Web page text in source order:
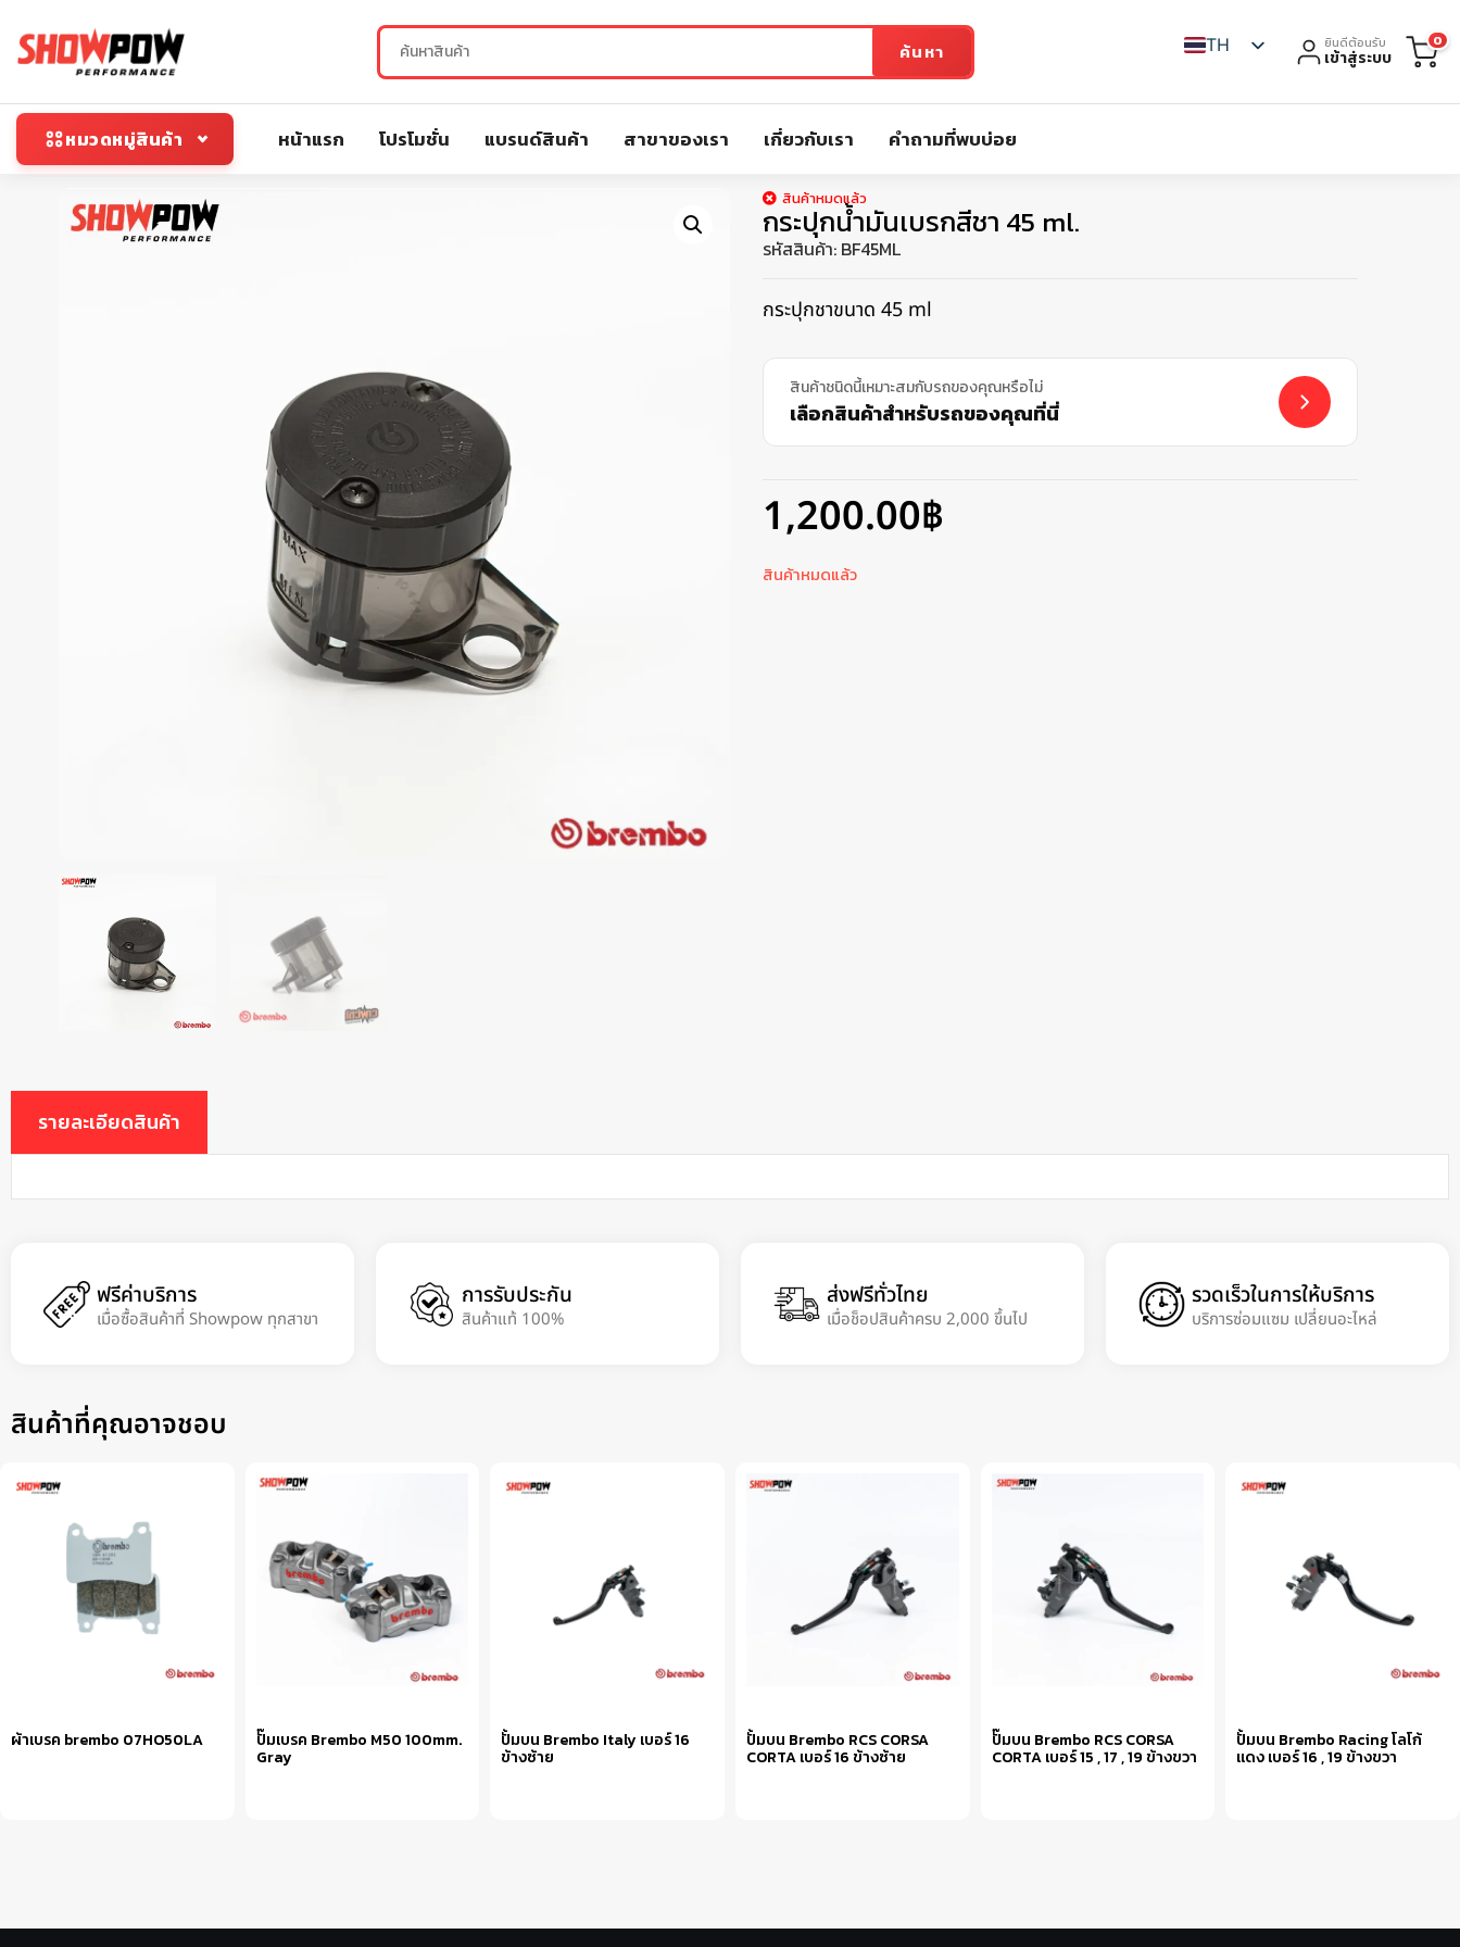
ค้นหา TH ยินดีต้อนรับ
เข้าสู่ระบบ
0
หมวดหมู่สินค้า หน้าแรก โปรโมชั่น แบรนด์สินค้า สาขาของเรา เกี่ยวกับเรา คำถามที่พบบ่อย
สินค้าหมดแล้ว
กระปุกน้ำมันเบรกสีชา 45 ml.
รหัสสินค้า: BF45ML
กระปุกชาขนาด 45 ml
สินค้าชนิดนี้เหมาะสมกับรถของคุณหรือไม่
เลือกสินค้าสำหรับรถของคุณที่นี่
1,200.00฿
สินค้าหมดแล้ว
รายละเอียดสินค้า
ฟรีค่าบริการ
เมื่อซื้อสินค้าที่ Showpow ทุกสาขา
การรับประกัน
สินค้าแท้ 100%
ส่งฟรีทั่วไทย
เมื่อช็อปสินค้าครบ 2,000 ขึ้นไป
รวดเร็วในการให้บริการ
บริการซ่อมแซม เปลี่ยนอะไหล่
สินค้าที่คุณอาจชอบ
ผ้าเบรค brembo 07HO50LA ปั๊มเบรค Brembo M50 100mm.
Gray
ปั้มบน Brembo Italy เบอร์ 16
ข้างซ้าย
ปั้มบน Brembo RCS CORSA
CORTA เบอร์ 16 ข้างซ้าย
ปั๊มบน Brembo RCS CORSA
CORTA เบอร์ 15 , 17 , 19 ข้างขวา
ปั้มบน Brembo Racing โลโก้
แดง เบอร์ 16 , 19 ข้างขวา